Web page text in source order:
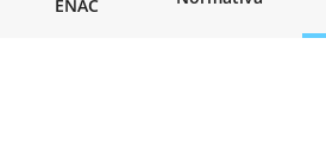
ENAC